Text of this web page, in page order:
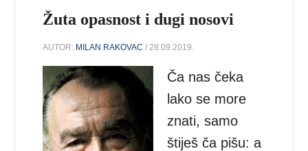
Žuta opasnost i dugi nosovi
AUTOR: MILAN RAKOVAC / 28.09.2019.
Ča nas čeka
lako se more
znati, samo
štiješ ča pišu: a